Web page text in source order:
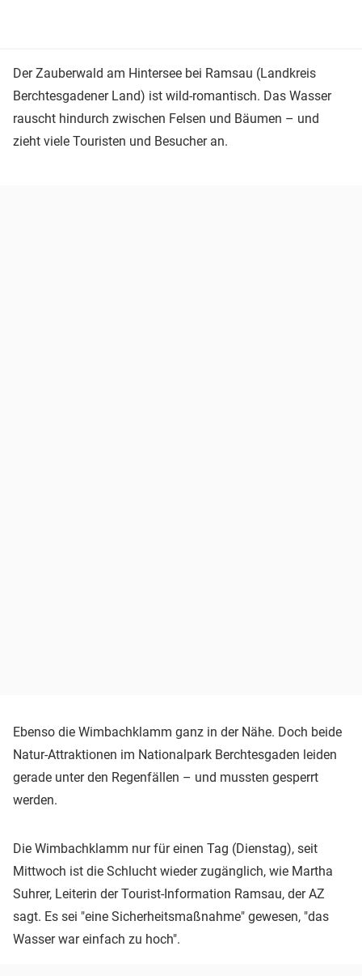
Der Zauberwald am Hintersee bei Ramsau (Landkreis
Berchtesgadener Land) ist wild-romantisch. Das Wasser
rauscht hindurch zwischen Felsen und Bäumen – und
zieht viele Touristen und Besucher an.
Ebenso die Wimbachklamm ganz in der Nähe. Doch beide
Natur-Attraktionen im Nationalpark Berchtesgaden leiden
gerade unter den Regenfällen – und mussten gesperrt
werden.
Die Wimbachklamm nur für einen Tag (Dienstag), seit
Mittwoch ist die Schlucht wieder zugänglich, wie Martha
Suhrer, Leiterin der Tourist-Information Ramsau, der AZ
sagt. Es sei "eine Sicherheitsmaßnahme" gewesen, "das
Wasser war einfach zu hoch".